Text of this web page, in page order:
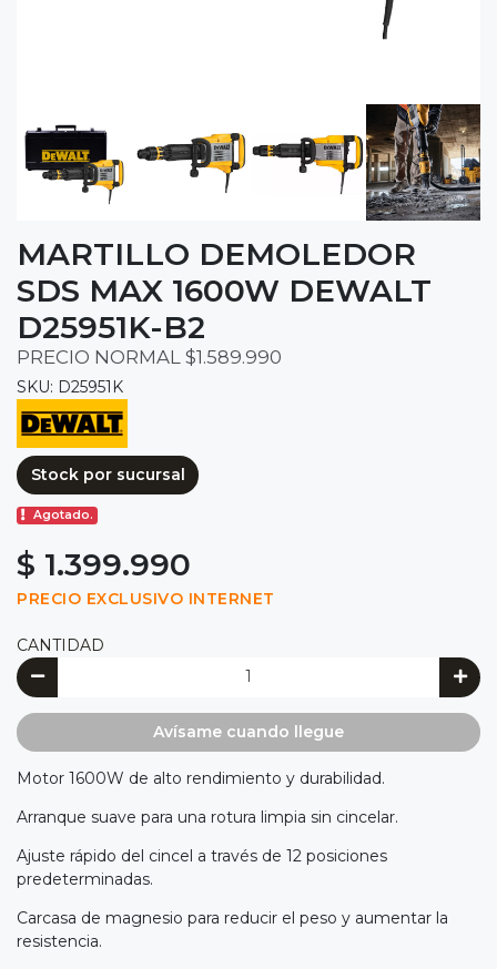
MARTILLO DEMOLEDOR
SDS MAX 1600W DEWALT
D25951K-B2
PRECIO NORMAL $1.589.990
SKU: D25951K
Stock por sucursal
Agotado.
$ 1.399.990
PRECIO EXCLUSIVO INTERNET
CANTIDAD
Avísame cuando llegue
Motor 1600W de alto rendimiento y durabilidad.
Arranque suave para una rotura limpia sin cincelar.
Ajuste rápido del cincel a través de 12 posiciones
predeterminadas.
Carcasa de magnesio para reducir el peso y aumentar la
resistencia.